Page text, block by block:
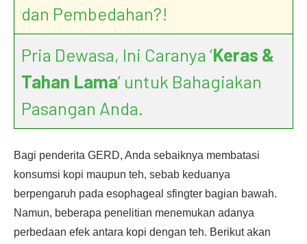
dan Pembedahan?!
Pria Dewasa, Ini Caranya ‘Keras &
Tahan Lama’ untuk Bahagiakan
Pasangan Anda.
Bagi penderita GERD, Anda sebaiknya membatasi
konsumsi kopi maupun teh, sebab keduanya
berpengaruh pada esophageal sfingter bagian bawah.
Namun, beberapa penelitian menemukan adanya
perbedaan efek antara kopi dengan teh. Berikut akan